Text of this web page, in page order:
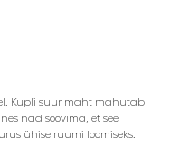
Kupli suur maht mahutab
nad soovima, et see
ühise ruumi loomiseks.